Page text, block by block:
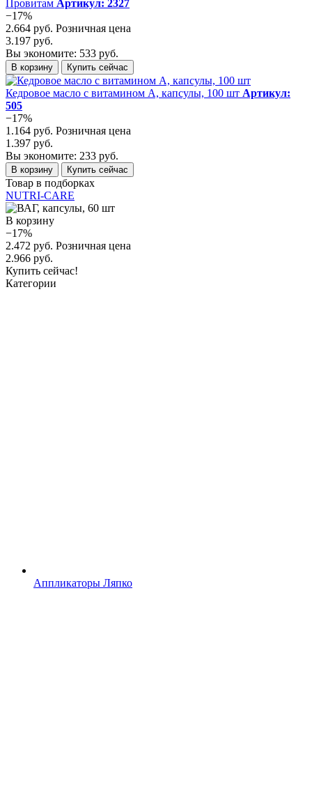
Провитам Артикул: 2327
−17%
2.664 руб. Розничная цена
3.197 руб.
Вы экономите: 533 руб.
В корзину Купить сейчас
Кедровое масло с витамином А, капсулы, 100 шт Артикул:
505
−17%
1.164 руб. Розничная цена
1.397 руб.
Вы экономите: 233 руб.
В корзину Купить сейчас
Товар в подборках
NUTRI-CARE
В корзину
−17%
2.472 руб. Розничная цена
2.966 руб.
Купить сейчас!
Категории
Аппликаторы Ляпко